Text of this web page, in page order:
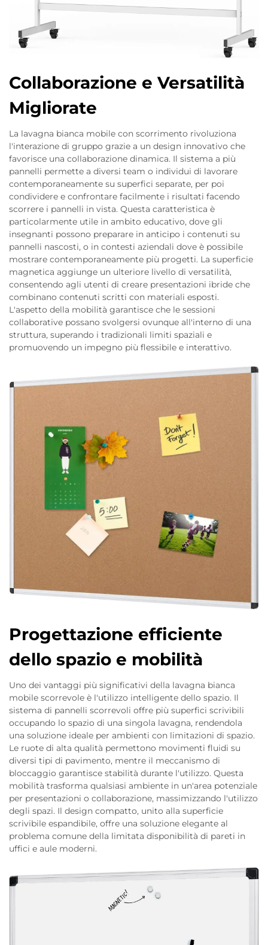
Collaborazione e Versatilità
Migliorate
La lavagna bianca mobile con scorrimento rivoluziona
l'interazione di gruppo grazie a un design innovativo che
favorisce una collaborazione dinamica. Il sistema a più
pannelli permette a diversi team o individui di lavorare
contemporaneamente su superfici separate, per poi
condividere e confrontare facilmente i risultati facendo
scorrere i pannelli in vista. Questa caratteristica è
particolarmente utile in ambito educativo, dove gli
insegnanti possono preparare in anticipo i contenuti su
pannelli nascosti, o in contesti aziendali dove è possibile
mostrare contemporaneamente più progetti. La superficie
magnetica aggiunge un ulteriore livello di versatilità,
consentendo agli utenti di creare presentazioni ibride che
combinano contenuti scritti con materiali esposti.
L'aspetto della mobilità garantisce che le sessioni
collaborative possano svolgersi ovunque all'interno di una
struttura, superando i tradizionali limiti spaziali e
promuovendo un impegno più flessibile e interattivo.
Progettazione efficiente
dello spazio e mobilità
Uno dei vantaggi più significativi della lavagna bianca
mobile scorrevole è l'utilizzo intelligente dello spazio. Il
sistema di pannelli scorrevoli offre più superfici scrivibili
occupando lo spazio di una singola lavagna, rendendola
una soluzione ideale per ambienti con limitazioni di spazio.
Le ruote di alta qualità permettono movimenti fluidi su
diversi tipi di pavimento, mentre il meccanismo di
bloccaggio garantisce stabilità durante l'utilizzo. Questa
mobilità trasforma qualsiasi ambiente in un'area potenziale
per presentazioni o collaborazione, massimizzando l'utilizzo
degli spazi. Il design compatto, unito alla superficie
scrivibile espandibile, offre una soluzione elegante al
problema comune della limitata disponibilità di pareti in
uffici e aule moderni.